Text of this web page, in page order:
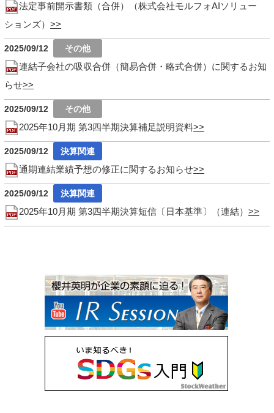
法定事前開示書類（合併）（株式会社モルフォAIソリュー
ションズ）
2025/09/12
連結子会社の吸収合併（簡易合併・略式合併）に関するお知
らせ
2025/09/12
2025年10月期 第3四半期決算補足説明資料
2025/09/12
通期連結業績予想の修正に関するお知らせ
2025/09/12
2025年10月期 第3四半期決算短信〔日本基準〕（連結）